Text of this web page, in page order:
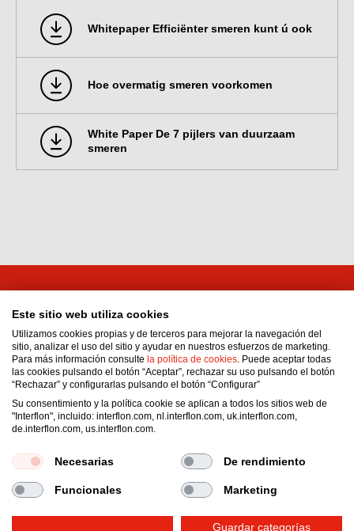
Whitepaper Efficiënter smeren kunt ú ook
Hoe overmatig smeren voorkomen
White Paper De 7 pijlers van duurzaam
smeren
Interflon Bolivia
Zona/Barrio: Wilacota
La Paz
Bolivia
Email:administracionperu1@interflon.com
Phone:+591 77716380
Condiciones generales de venta
Declaración de privacidad
Impressum
Este sitio web utiliza cookies
Utilizamos cookies propias y de terceros para mejorar la navegación del
sitio, analizar el uso del sitio y ayudar en nuestros esfuerzos de marketing.
Para más información consulte la política de cookies. Puede aceptar todas
las cookies pulsando el botón “Aceptar”, rechazar su uso pulsando el botón
“Rechazar” y configurarlas pulsando el botón “Configurar”
Su consentimiento y la política cookie se aplican a todos los sitios web de
"Interflon", incluido: interflon.com, nl.interflon.com, uk.interflon.com,
de.interflon.com, us.interflon.com.
Necesarias De rendimiento
Funcionales Marketing
Guardar categorías